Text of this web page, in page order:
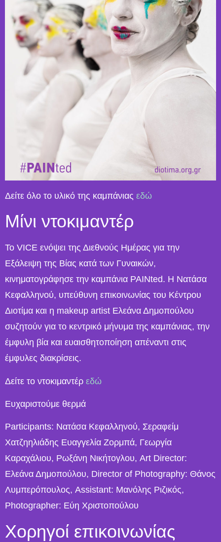
Δείτε όλο το υλικό της καμπάνιας εδώ
Μίνι ντοκιμαντέρ
Το VICE ενόψει της Διεθνούς Ημέρας για την
Εξάλειψη της Βίας κατά των Γυναικών,
κινηματογράφησε την καμπάνια PAINted. H Νατάσα
Κεφαλληνού, υπεύθυνη επικοινωνίας του Κέντρου
Διοτίμα και η makeup artist Ελεάνα Δημοπούλου
συζητούν για το κεντρικό μήνυμα της καμπάνιας, την
έμφυλη βία και ευαισθητοποίηση απέναντι στις
έμφυλες διακρίσεις.
Δείτε το ντοκιμαντέρ εδώ
Ευχαριστούμε θερμά
Participants: Νατάσα Κεφαλληνού, Σεραφείμ
Χατζηηλιάδης Ευαγγελία Ζορμπά, Γεωργία
Καραχάλιου, Ρωξάνη Νικήτογλου, Art Director:
Ελεάνα Δημοπούλου, Director of Photography: Θάνος
Λυμπερόπουλος, Assistant: Mανόλης Ριζικός,
Photographer: Εύη Χριστοπούλου
Χορηγοί επικοινωνίας